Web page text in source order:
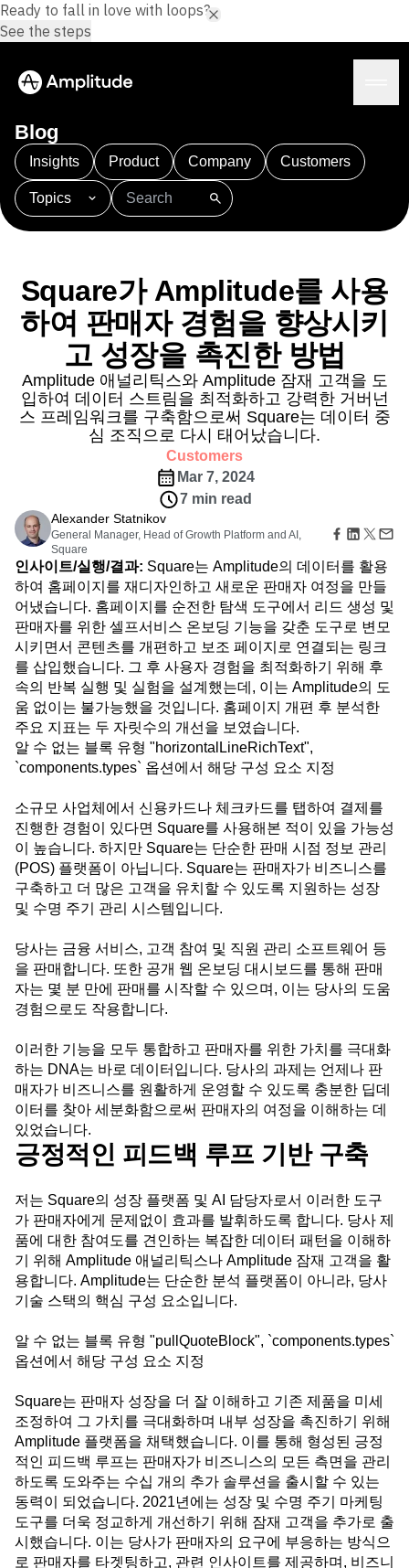
플랫폼
AI 에이전트
AI Feedback
Amplitude MCP
에이전트 분석
인사이트
프로덕트 분석
마케팅 분석
사용자 행동 리플레이
기능 실험
웹 실험
기능 관리
활성화
데이터
데이터 거버넌스
통합
보안 및 개인정보 보호
솔루션
업종
금융 서비스
B2B
미디어
리텐션
수익 창출
팀
프로덕트
데이터
엔지니어링
마케팅
경영진
규모
스타트업
엔터프라이즈
리소스
학습
블로그
리소스 라이브러리
연결
커뮤니티
이벤트
고객
파트너
지원 및 서비스
고객 지원 센터
개발자 허브
아카데미 및 교육
고객 성공
프로덕트 업데이트
도구
벤치마크
프롬프트 라이브러리
템플릿
성숙도 모델
요금제
Sign
Blog
Insights Product Company Customers
Topics
101 AI APJ Acquisition
Adobe Analytics
Amplitude Activation
Amplitude Agent Analytics
Amplitude Analytics
Amplitude Audiences
Amplitude Community
Amplitude Feature Experimentation
Amplitude Full Platform
Amplitude Guides and Surveys
Amplitude Heatmaps
Amplitude Made Easy
Amplitude Session Replay
Amplitude Web Experimentation
Amplitude on Amplitude
Analytics
Behavioral Analytics
Benchmarks
Cohort Analysis
Collaboration
Conversion
Customer Experience
Customer Lifetime Value
Customer Support
DEI
Data
Data Governance
Data Management
Data Tables
Digital Experience Maturity
Digital Native
Digital Transformer
EMEA
Ecommerce
Employee Resource Group
Engagement
Engineering
Event Tracking
Experimentation
Feature Adoption
Financial Services
Funnel Analysis
Getting Started
Google Analytics
Growth
Healthcare
How I Amplitude
Implementation Integration
Machine Learning
Marketing Analytics
Media and Entertainment
Metrics
Modern Data Series
Monetization
Next Gen Builders
North Star Metric
Open-Weight AI Models
Partnerships
Personalization
Pioneer Awards
Product Management
Product Releases
Product Strategy
Product-Led Growth
Recap
Retention
Revenue
Square가 Amplitude를 사용
하여 판매자 경험을 향상시키
고 성장을 촉진한 방법
Amplitude 애널리틱스와 Amplitude 잠재 고객을 도
입하여 데이터 스트림을 최적화하고 강력한 거버넌
스 프레임워크를 구축함으로써 Square는 데이터 중
심 조직으로 다시 태어났습니다.
Customers
Mar 7, 2024
7 min read
Alexander Statnikov
General Manager, Head of Growth Platform and AI,
Square
인사이트/실행/결과: Square는 Amplitude의 데이터를 활용
하여 홈페이지를 재디자인하고 새로운 판매자 여정을 만들
어냈습니다. 홈페이지를 순전한 탐색 도구에서 리드 생성 및
판매자를 위한 셀프서비스 온보딩 기능을 갖춘 도구로 변모
시키면서 콘텐츠를 개편하고 보조 페이지로 연결되는 링크
를 삽입했습니다. 그 후 사용자 경험을 최적화하기 위해 후
속의 반복 실행 및 실험을 설계했는데, 이는 Amplitude의 도
움 없이는 불가능했을 것입니다. 홈페이지 개편 후 분석한
주요 지표는 두 자릿수의 개선을 보였습니다.
알 수 없는 블록 유형 "horizontalLineRichText",
`components.types` 옵션에서 해당 구성 요소 지정
소규모 사업체에서 신용카드나 체크카드를 탭하여 결제를
진행한 경험이 있다면 Square를 사용해본 적이 있을 가능성
이 높습니다. 하지만 Square는 단순한 판매 시점 정보 관리
(POS) 플랫폼이 아닙니다. Square는 판매자가 비즈니스를
구축하고 더 많은 고객을 유치할 수 있도록 지원하는 성장
및 수명 주기 관리 시스템입니다.
당사는 금융 서비스, 고객 참여 및 직원 관리 소프트웨어 등
을 판매합니다. 또한 공개 웹 온보딩 대시보드를 통해 판매
자는 몇 분 만에 판매를 시작할 수 있으며, 이는 당사의 도움
경험으로도 작용합니다.
이러한 기능을 모두 통합하고 판매자를 위한 가치를 극대화
하는 DNA는 바로 데이터입니다. 당사의 과제는 언제나 판
매자가 비즈니스를 원활하게 운영할 수 있도록 충분한 딥데
이터를 찾아 세분화함으로써 판매자의 여정을 이해하는 데
있었습니다.
긍정적인 피드백 루프 기반 구축
저는 Square의 성장 플랫폼 및 AI 담당자로서 이러한 도구
가 판매자에게 문제없이 효과를 발휘하도록 합니다. 당사 제
품에 대한 참여도를 견인하는 복잡한 데이터 패턴을 이해하
기 위해 Amplitude 애널리틱스나 Amplitude 잠재 고객을 활
용합니다. Amplitude는 단순한 분석 플랫폼이 아니라, 당사
기술 스택의 핵심 구성 요소입니다.
알 수 없는 블록 유형 "pullQuoteBlock", `components.types`
옵션에서 해당 구성 요소 지정
Square는 판매자 성장을 더 잘 이해하고 기존 제품을 미세
조정하여 그 가치를 극대화하며 내부 성장을 촉진하기 위해
Amplitude 플랫폼을 채택했습니다. 이를 통해 형성된 긍정
적인 피드백 루프는 판매자가 비즈니스의 모든 측면을 관리
하도록 도와주는 수십 개의 추가 솔루션을 출시할 수 있는
동력이 되었습니다. 2021년에는 성장 및 수명 주기 마케팅
도구를 더욱 정교하게 개선하기 위해 잠재 고객을 추가로 출
시했습니다. 이는 당사가 판매자의 요구에 부응하는 방식으
로 판매자를 타겟팅하고, 관련 인사이트를 제공하며, 비즈니
Ready to fall in love with loops?
See the steps